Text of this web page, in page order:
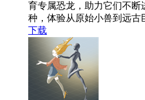
育专属恐龙，助力它们不断
种，体验从原始小兽到远古
下载